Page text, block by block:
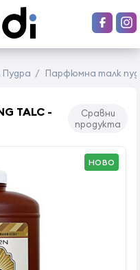
Пудра / Парфюмна талк
TALC -
Сравни
продукта
НОВО